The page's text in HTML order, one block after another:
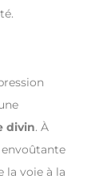
divin. À
envoûtante
la voie à la